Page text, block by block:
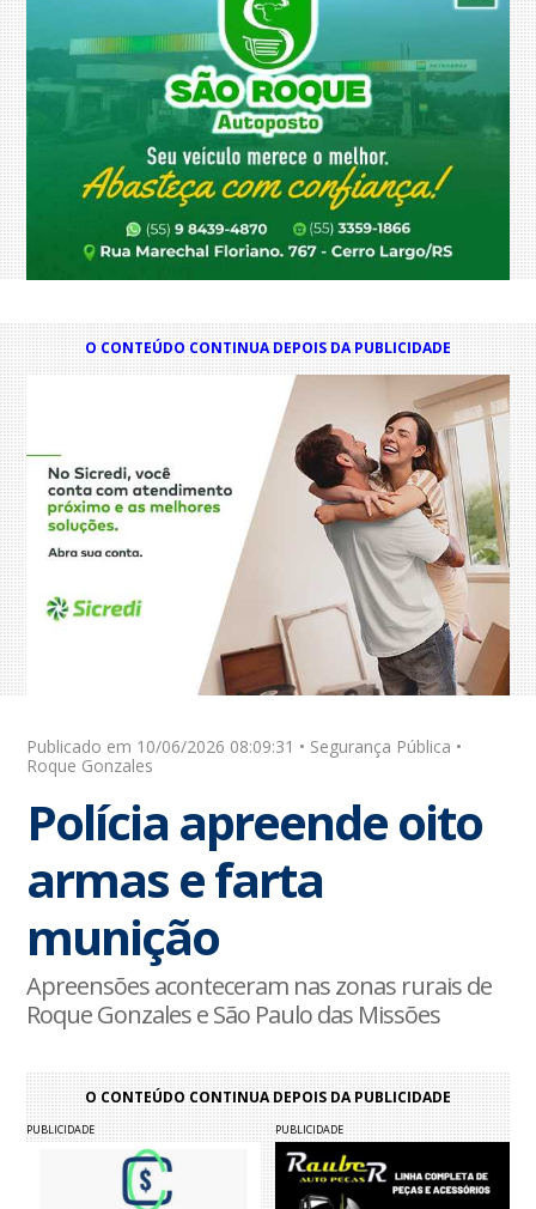
O CONTEÚDO CONTINUA DEPOIS DA PUBLICIDADE
Publicado em 10/06/2026 08:09:31 • Segurança Pública •
Roque Gonzales
Polícia apreende oito
armas e farta
munição
Apreensões aconteceram nas zonas rurais de
Roque Gonzales e São Paulo das Missões
O CONTEÚDO CONTINUA DEPOIS DA PUBLICIDADE
PUBLICIDADE PUBLICIDADE